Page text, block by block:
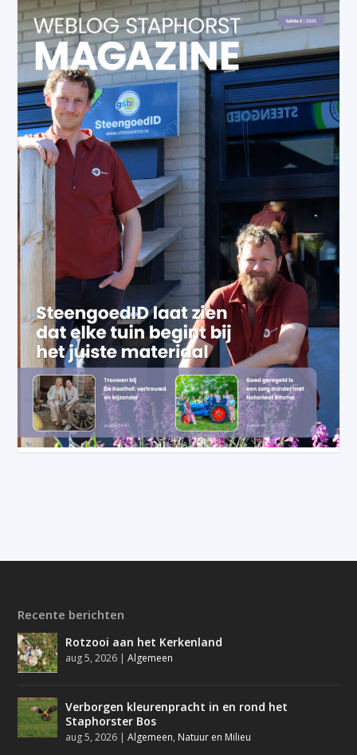
Recente berichten
Rotzooi aan het Kerkenland
aug 5, 2026 |Algemeen
Verborgen kleurenpracht in en rond het
Staphorster Bos
aug 5, 2026 |Algemeen, Natuur en Milieu